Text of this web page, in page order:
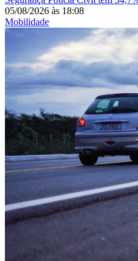
05/08/2026 às 18:08
Mobilidade